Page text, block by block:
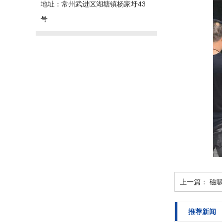
地址：常州武进区湖塘镇杨家圩43
号
上一篇： 磁
推荐新闻